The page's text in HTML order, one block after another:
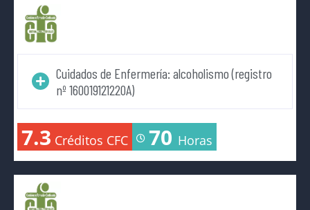
Cuidados de Enfermería: alcoholismo (registro
nº 160019121220A)
7.3 Créditos CFC 70 Horas